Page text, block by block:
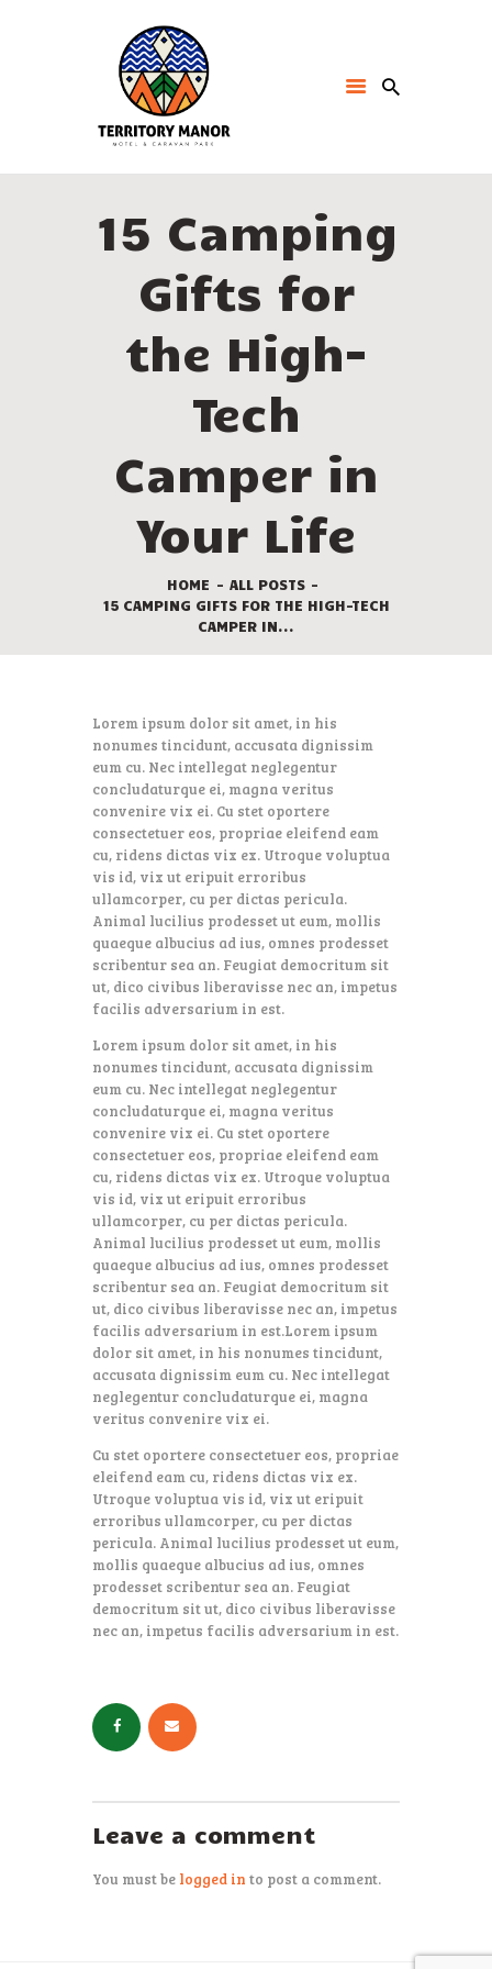
15 Camping
Gifts for
the High-
Tech
Camper in
Your Life
HOME
ALL POSTS
15 CAMPING GIFTS FOR THE HIGH-TECH
CAMPER IN...
Lorem ipsum dolor sit amet, in his
nonumes tincidunt, accusata dignissim
eum cu. Nec intellegat neglegentur
concludaturque ei, magna veritus
convenire vix ei. Cu stet oportere
consectetuer eos, propriae eleifend eam
cu, ridens dictas vix ex. Utroque voluptua
vis id, vix ut eripuit erroribus
ullamcorper, cu per dictas pericula.
Animal lucilius prodesset ut eum, mollis
quaeque albucius ad ius, omnes prodesset
scribentur sea an. Feugiat democritum sit
ut, dico civibus liberavisse nec an, impetus
facilis adversarium in est.
Lorem ipsum dolor sit amet, in his
nonumes tincidunt, accusata dignissim
eum cu. Nec intellegat neglegentur
concludaturque ei, magna veritus
convenire vix ei. Cu stet oportere
consectetuer eos, propriae eleifend eam
cu, ridens dictas vix ex. Utroque voluptua
vis id, vix ut eripuit erroribus
ullamcorper, cu per dictas pericula.
Animal lucilius prodesset ut eum, mollis
quaeque albucius ad ius, omnes prodesset
scribentur sea an. Feugiat democritum sit
ut, dico civibus liberavisse nec an, impetus
facilis adversarium in est.Lorem ipsum
dolor sit amet, in his nonumes tincidunt,
accusata dignissim eum cu. Nec intellegat
neglegentur concludaturque ei, magna
veritus convenire vix ei.
Cu stet oportere consectetuer eos, propriae
eleifend eam cu, ridens dictas vix ex.
Utroque voluptua vis id, vix ut eripuit
erroribus ullamcorper, cu per dictas
pericula. Animal lucilius prodesset ut eum,
mollis quaeque albucius ad ius, omnes
prodesset scribentur sea an. Feugiat
democritum sit ut, dico civibus liberavisse
nec an, impetus facilis adversarium in est.
Leave a comment
You must be logged in to post a comment.